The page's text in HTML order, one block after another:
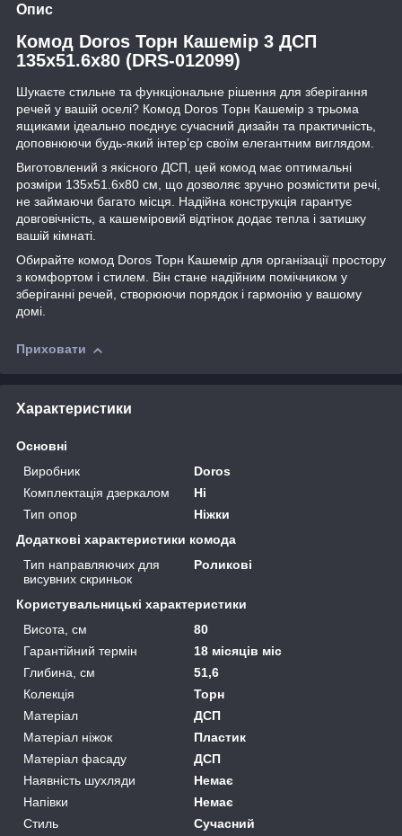
Опис
Комод Doros Торн Кашемір 3 ДСП
135х51.6х80 (DRS-012099)
Шукаєте стильне та функціональне рішення для зберігання
речей у вашій оселі? Комод Doros Торн Кашемір з трьома
ящиками ідеально поєднує сучасний дизайн та практичність,
доповнюючи будь-який інтер’єр своїм елегантним виглядом.
Виготовлений з якісного ДСП, цей комод має оптимальні
розміри 135х51.6х80 см, що дозволяє зручно розмістити речі,
не займаючи багато місця. Надійна конструкція гарантує
довговічність, а кашеміровий відтінок додає тепла і затишку
вашій кімнаті.
Обирайте комод Doros Торн Кашемір для організації простору
з комфортом і стилем. Він стане надійним помічником у
зберіганні речей, створюючи порядок і гармонію у вашому
домі.
Приховати
Характеристики
Основні
Виробник
Doros
Комплектація дзеркалом
Ні
Тип опор
Ніжки
Додаткові характеристики комода
Тип направляючих для
висувних скриньок
Роликові
Користувальницькі характеристики
Висота, см
80
Гарантійний термін
18 місяців міс
Глибина, см
51,6
Колекція
Торн
Матеріал
ДСП
Матеріал ніжок
Пластик
Матеріал фасаду
ДСП
Наявність шухляди
Немає
Напівки
Немає
Стиль
Сучасний